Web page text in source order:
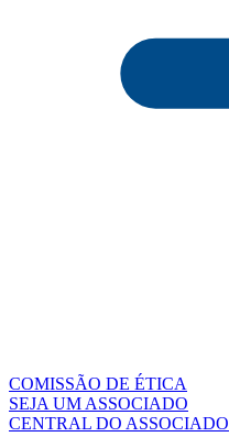
COMISSÃO DE ÉTICA
SEJA UM ASSOCIADO
CENTRAL DO ASSOCIADO